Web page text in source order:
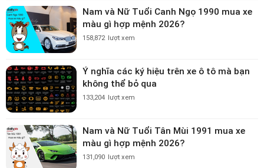
Nam và Nữ Tuổi Canh Ngọ 1990 mua xe
màu gì hợp mệnh 2026?
158,872 lượt xem
Ý nghĩa các ký hiệu trên xe ô tô mà bạn
không thể bỏ qua
133,204 lượt xem
Nam và Nữ Tuổi Tân Mùi 1991 mua xe
màu gì hợp mệnh 2026?
131,090 lượt xem